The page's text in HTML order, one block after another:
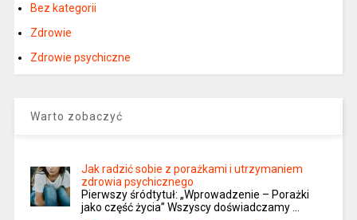
Bez kategorii
Zdrowie
Zdrowie psychiczne
Warto zobaczyć
Jak radzić sobie z porażkami i utrzymaniem
zdrowia psychicznego
Pierwszy śródtytuł: „Wprowadzenie – Porażki
jako część życia” Wszyscy doświadczamy …